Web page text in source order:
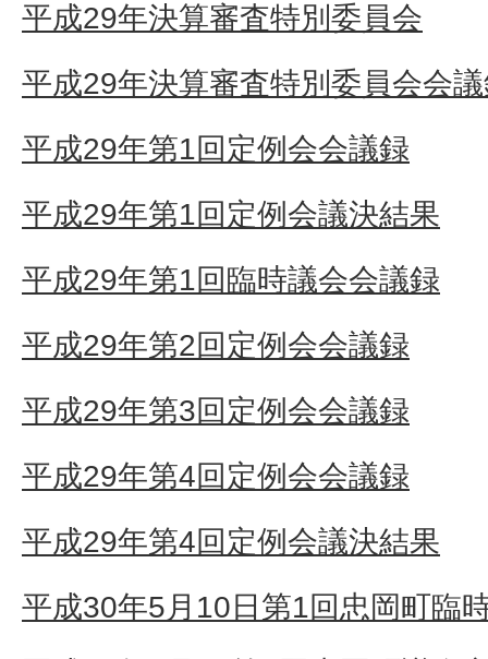
平成29年決算審査特別委員会
平成29年決算審査特別委員会会
平成29年第1回定例会会議録
平成29年第1回定例会議決結果
平成29年第1回臨時議会会議録
平成29年第2回定例会会議録
平成29年第3回定例会会議録
平成29年第4回定例会会議録
平成29年第4回定例会議決結果
平成30年5月10日第1回忠岡町臨